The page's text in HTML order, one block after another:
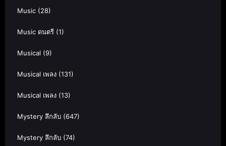
Music (28)
Music ดนตรี (1)
Musical (9)
Musical เพลง (131)
Musical เพลง (13)
Mystery ลึกลับ (647)
Mystery ลึกลับ (74)